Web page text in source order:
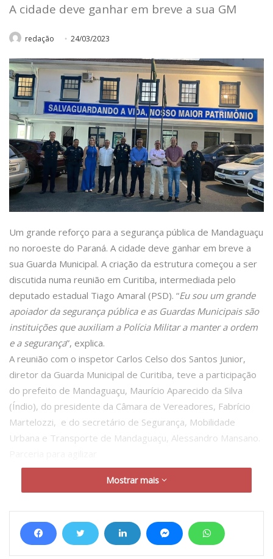
A cidade deve ganhar em breve a sua GM
redação 24/03/2023
Um grande reforço para a segurança pública de Mandaguaçu
no noroeste do Paraná. A cidade deve ganhar em breve a
sua Guarda Municipal. A criação da estrutura começou a ser
discutida numa reunião em Curitiba, intermediada pelo
deputado estadual Tiago Amaral (PSD). “Eu sou um grande
apoiador da segurança pública e as Guardas Municipais são
instituições que auxiliam a Polícia Militar a manter a ordem
e a segurança”, explica.
A reunião com o inspetor Carlos Celso dos Santos Junior,
diretor da Guarda Municipal de Curitiba, teve a participação
do prefeito de Mandaguaçu, Maurício Aparecido da Silva
(Índio), do presidente da Câmara de Vereadores, Fabrício
Martelozzi, e do secretário de Segurança, Mobilidade
Urbana e Transporte de Mandaguaçu, Alessandro Mansano.
Mansano diz que a ideia é estabelecer uma parceria com a
Guarda Municipal da capital, para auxiliar na criação da nova
lei, para levarmos à nossa Câmara Municipal. Depois da
aprovação, vamos fazer o concurso público e daí a Guarda
Mostrar mais